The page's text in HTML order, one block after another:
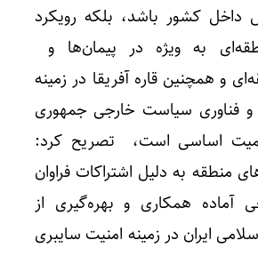
داخل کشور باشد، بلکه رویکرد
به ویژه در پیمان‌ها و
و همچنین قاره آفریقا در زمینه
فناوری سیاست خارجی جمهوری
اساسی است، تصریح کرد:
منطقه به دلیل اشتراکات فراوان
آماده همکاری و بهره‌گیری از
ایران در زمینه امنیت سایبری